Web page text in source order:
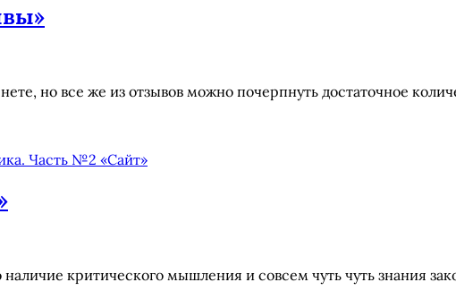
но все же из отзывов можно почерпнуть достаточное
критического мышления и совсем чуть чуть знания